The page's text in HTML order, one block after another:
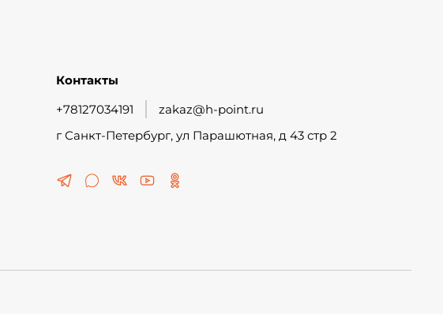
Контакты
+78127034191
zakaz@h-point.ru
г Санкт-Петербург, ул Парашютная, д 43 стр 2